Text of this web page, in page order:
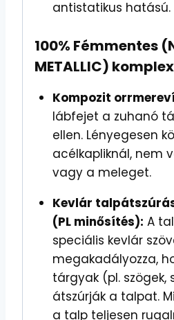
antistatikus hatású.
100% Fémmentes
METALLIC)
Kompozit
lábfejet a zuhanó
ellen. Lényegesen
acélkapliknál, nem
vagy a meleget.
Kevlár
(PL minősítés): A
speciális kevlár
megakadályozza,
tárgyak (pl. szögek,
átszúrják a talpat.
a talp teljesen